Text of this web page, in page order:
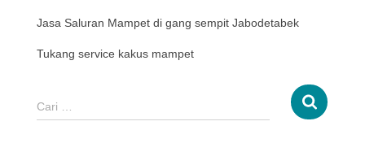
Jasa Saluran Mampet di gang sempit Jabodetabek
Tukang service kakus mampet
Cari …